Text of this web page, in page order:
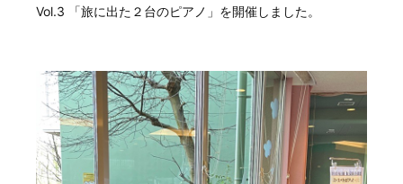
Vol.3 「旅に出た２台のピアノ」を開催しました。